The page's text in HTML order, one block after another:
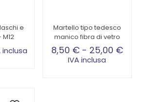
e
inclusa
Martello tipo tedesco
manico fibra di vetro
8,50 € - 25,00 €
IVA inclusa